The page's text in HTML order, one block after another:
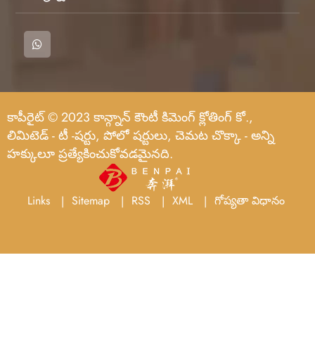
కాపీరైట్ © 2023 కాన్గ్నాన్ కౌంటీ కిమెంగ్ క్లోతింగ్ కో.,
లిమిటెడ్ - టీ -షర్టు, పోలో షర్టులు, చెమట చొక్కా - అన్ని
హక్కులూ ప్రత్యేకించుకోవడమైనది.
Links Sitemap RSS XML గోప్యతా విధానం